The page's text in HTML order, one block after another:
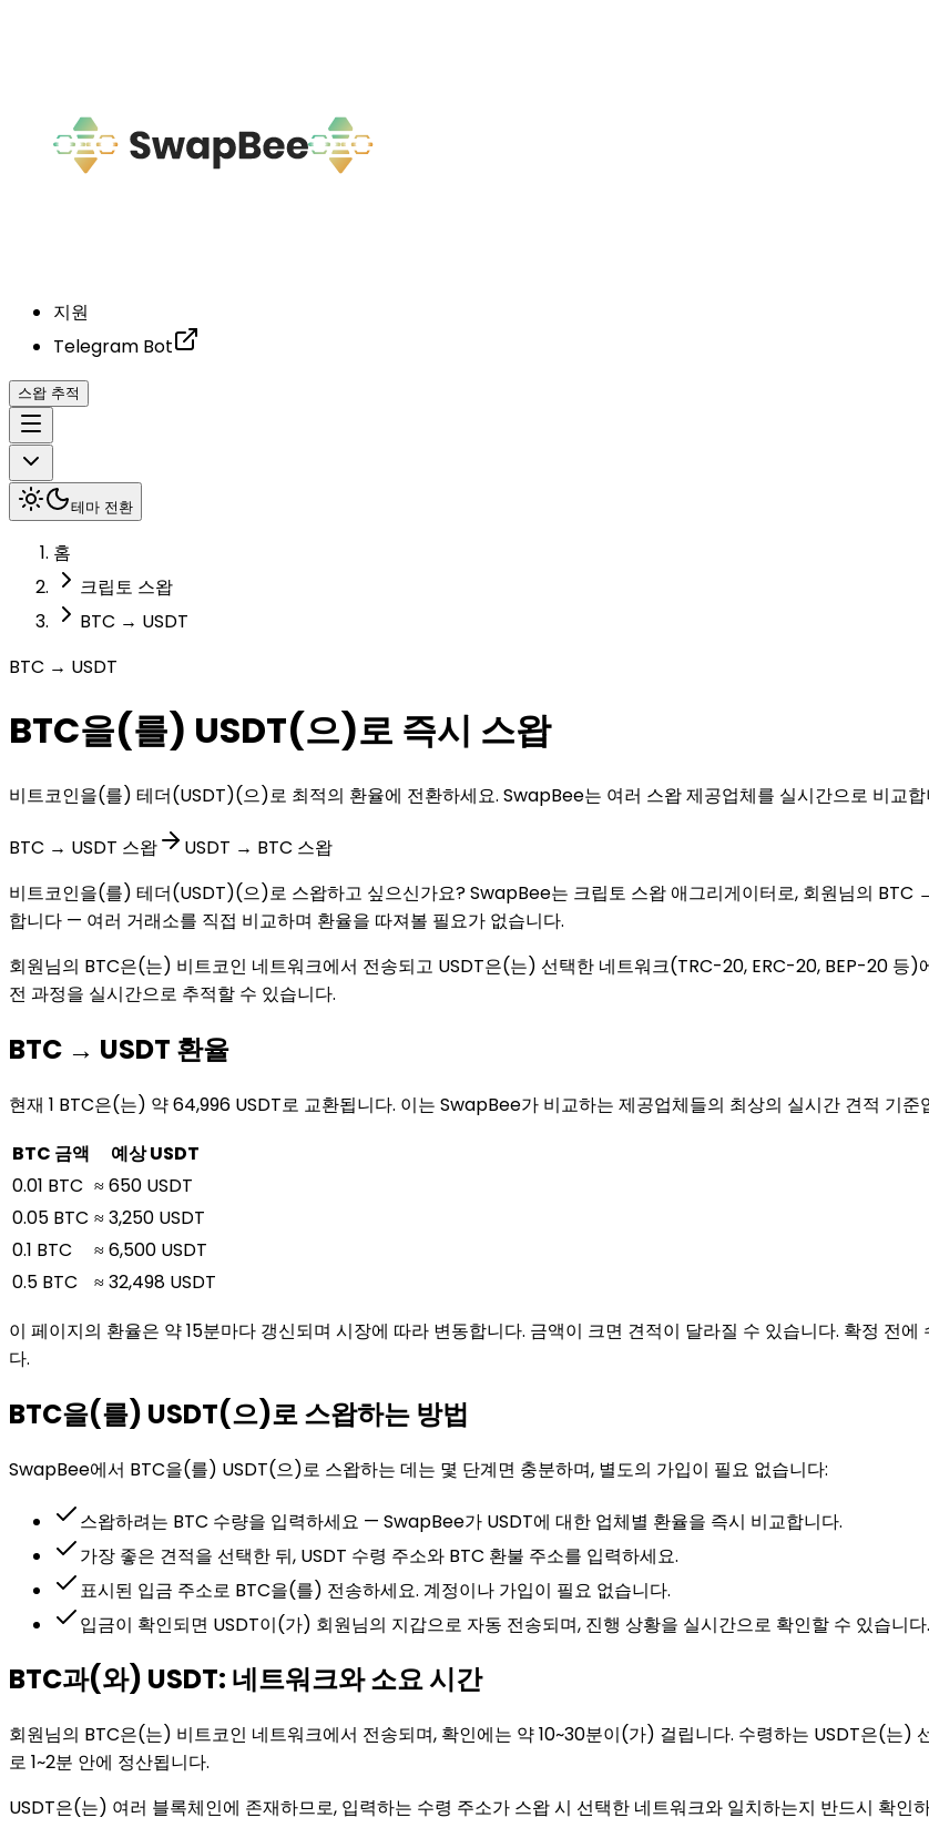
지원
Telegram Bot
스왑 추적
테마 전환
홈
크립토 스왑
BTC → USDT
BTC → USDT
BTC을(를) USDT(으)로 즉시 스왑
비트코인을(를) 테더(USDT)(으)로 최적의 환율에 전환하세요. SwapBee는 여러 스왑 제공업체를 실시간으로 비교
BTC → USDT 스왑
USDT → BTC 스왑
비트코인을(를) 테더(USDT)(으)로 스왑하고 싶으신가요? SwapBee는 크립토 스왑 애그리게이터로, 회원님의 BTC
합니다 — 여러 거래소를 직접 비교하며 환율을 따져볼 필요가 없습니다.
회원님의 BTC은(는) 비트코인 네트워크에서 전송되고 USDT은(는) 선택한 네트워크(TRC-20, ERC-20, BEP-20 등)
전 과정을 실시간으로 추적할 수 있습니다.
BTC → USDT 환율
현재 1 BTC은(는) 약 64,996 USDT로 교환됩니다. 이는 SwapBee가 비교하는 제공업체들의 최상의 실시간 견적 기
BTC 금액
예상 USDT
0.01 BTC ≈ 650 USDT
0.05 BTC ≈ 3,250 USDT
0.1 BTC
≈ 6,500 USDT
0.5 BTC
≈ 32,498 USDT
이 페이지의 환율은 약 15분마다 갱신되며 시장에 따라 변동합니다. 금액이 크면 견적이 달라질 수 있습니다. 확정 전
다.
BTC을(를) USDT(으)로 스왑하는 방법
SwapBee에서 BTC을(를) USDT(으)로 스왑하는 데는 몇 단계면 충분하며, 별도의 가입이 필요 없습니다:
스왑하려는 BTC 수량을 입력하세요 — SwapBee가 USDT에 대한 업체별 환율을 즉시 비교합니다.
가장 좋은 견적을 선택한 뒤, USDT 수령 주소와 BTC 환불 주소를 입력하세요.
표시된 입금 주소로 BTC을(를) 전송하세요. 계정이나 가입이 필요 없습니다.
입금이 확인되면 USDT이(가) 회원님의 지갑으로 자동 전송되며, 진행 상황을 실시간으로 확인할 수 있습니다.
BTC과(와) USDT: 네트워크와 소요 시간
회원님의 BTC은(는) 비트코인 네트워크에서 전송되며, 확인에는 약 10~30분이(가) 걸립니다. 수령하는 USDT은(는
로 1~2분 안에 정산됩니다.
USDT은(는) 여러 블록체인에 존재하므로, 입력하는 수령 주소가 스왑 시 선택한 네트워크와 일치하는지 반드시 확인